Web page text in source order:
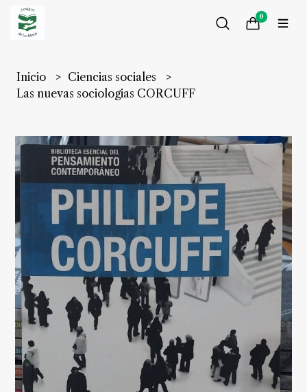
0
Inicio
Ciencias sociales
Las nuevas sociologias CORCUFF